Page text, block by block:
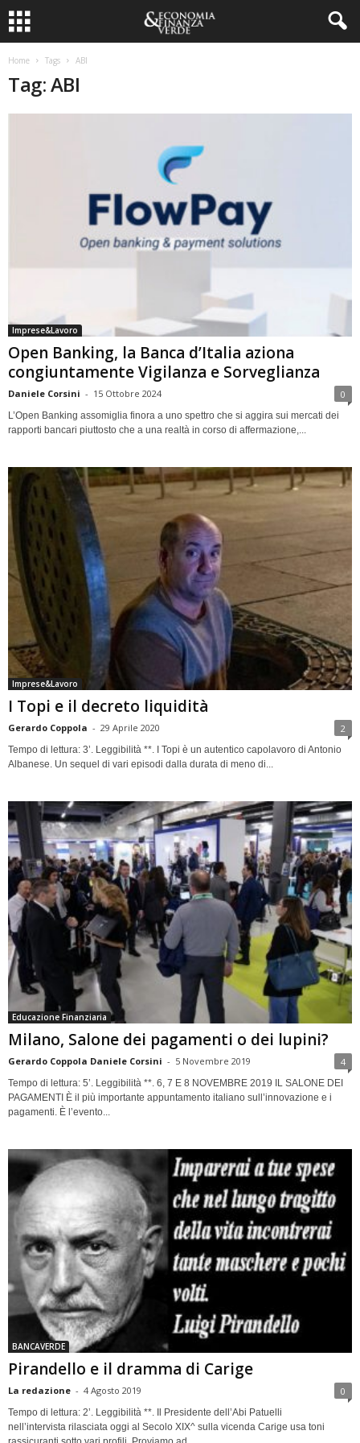
Home Tags ABI
Tag: ABI
Imprese&Lavoro
Open Banking, la Banca d’Italia aziona
congiuntamente Vigilanza e Sorveglianza
Daniele Corsini - 15 Ottobre 2024 0
L’Open Banking assomiglia finora a uno spettro che si aggira sui mercati dei
rapporti bancari piuttosto che a una realtà in corso di affermazione,...
Imprese&Lavoro
I Topi e il decreto liquidità
Gerardo Coppola - 29 Aprile 2020 2
Tempo di lettura: 3’. Leggibilità **. I Topi è un autentico capolavoro di Antonio
Albanese. Un sequel di vari episodi dalla durata di meno di...
Educazione Finanziaria
Milano, Salone dei pagamenti o dei lupini?
Gerardo Coppola Daniele Corsini - 5 Novembre 2019 4
Tempo di lettura: 5’. Leggibilità **. 6, 7 E 8 NOVEMBRE 2019 IL SALONE DEI
PAGAMENTI È il più importante appuntamento italiano sull’innovazione e i
pagamenti. È l’evento...
BANCAVERDE
Pirandello e il dramma di Carige
La redazione - 4 Agosto 2019 0
Tempo di lettura: 2’. Leggibilità **. Il Presidente dell’Abi Patuelli
nell’intervista rilasciata oggi al Secolo XIX^ sulla vicenda Carige usa toni